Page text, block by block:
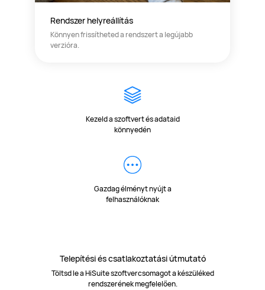
Rendszer helyreállítás
Könnyen frissítheted a rendszert a legújabb
verzióra.
Kezeld a szoftvert és adataid
könnyedén
Gazdag élményt nyújt a
felhasználóknak
Telepítési és csatlakoztatási útmutató
Töltsd le a HiSuite szoftvercsomagot a készüléked
rendszerének megfelelően.